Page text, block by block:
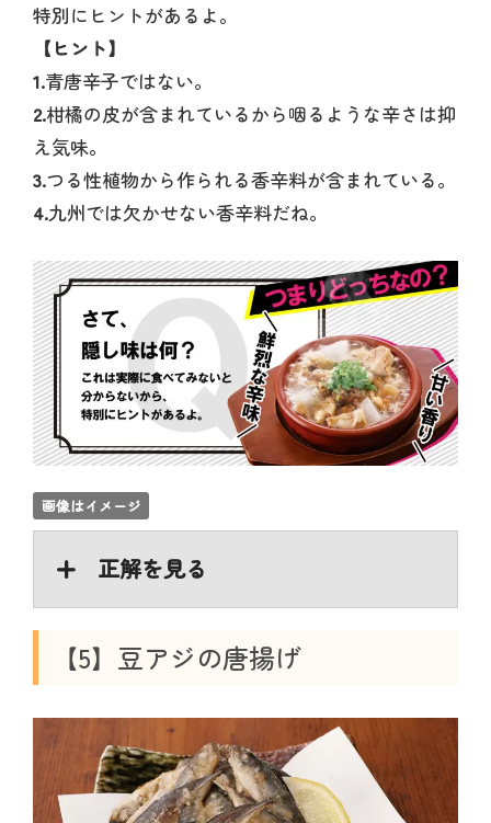
特別にヒントがあるよ。
【ヒント】
1.青唐辛子ではない。
2.柑橘の皮が含まれているから咽るような辛さは抑
え気味。
3.つる性植物から作られる香辛料が含まれている。
4.九州では欠かせない香辛料だね。
画像はイメージ
正解を見る
【5】豆アジの唐揚げ